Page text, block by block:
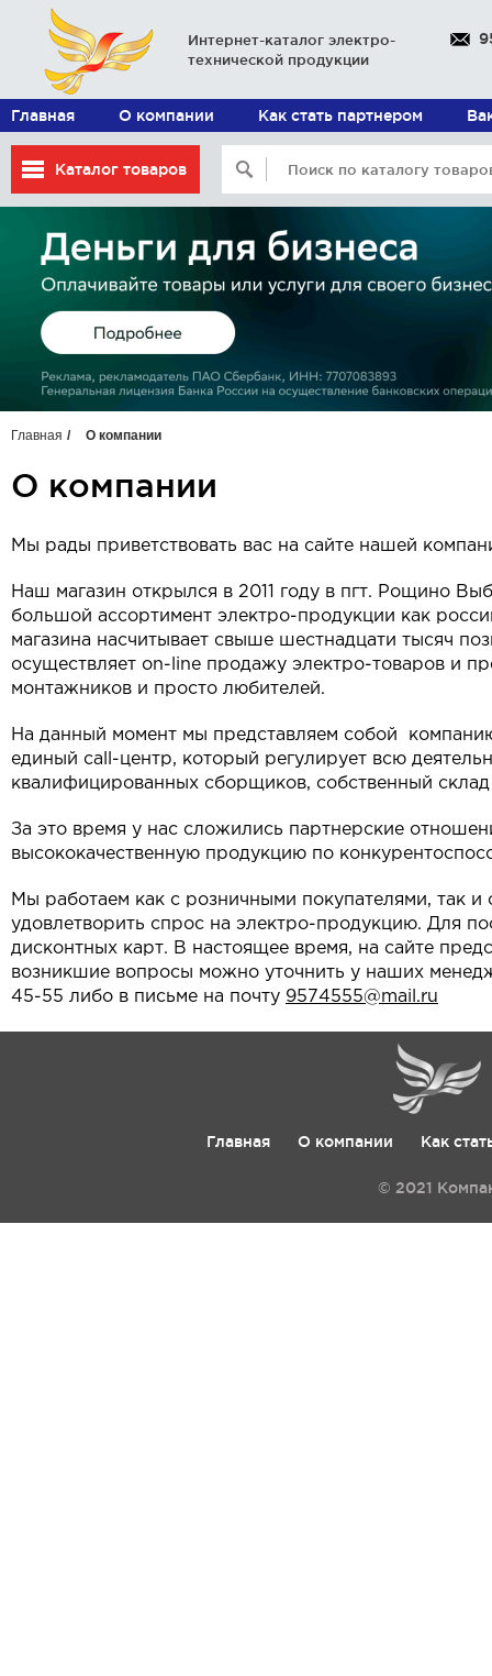
Интернет-каталог электро-
технической продукции
Главная О компании Как стать партнером
Каталог товаров
Главная О компании
О компании
Мы рады приветствовать вас на сайте нашей
Наш магазин открылся в 2011 году в пгт. Рощино
большой ассортимент электро-продукции как
магазина насчитывает свыше шестнадцати тысяч
осуществляет on-line продажу электро-товаров и
монтажников и просто любителей.
На данный момент мы представляем собой
единый call-центр, который регулирует всю
квалифицированных сборщиков, собственный
За это время у нас сложились партнерские
высококачественную продукцию по
Мы работаем как с розничными покупателями, так
удовлетворить спрос на электро-продукцию. Для
дисконтных карт. В настоящее время, на сайте
возникшие вопросы можно уточнить у наших
45-55 либо в письме на почту 9574555@mail.ru
Главная О компании Как
© 2021